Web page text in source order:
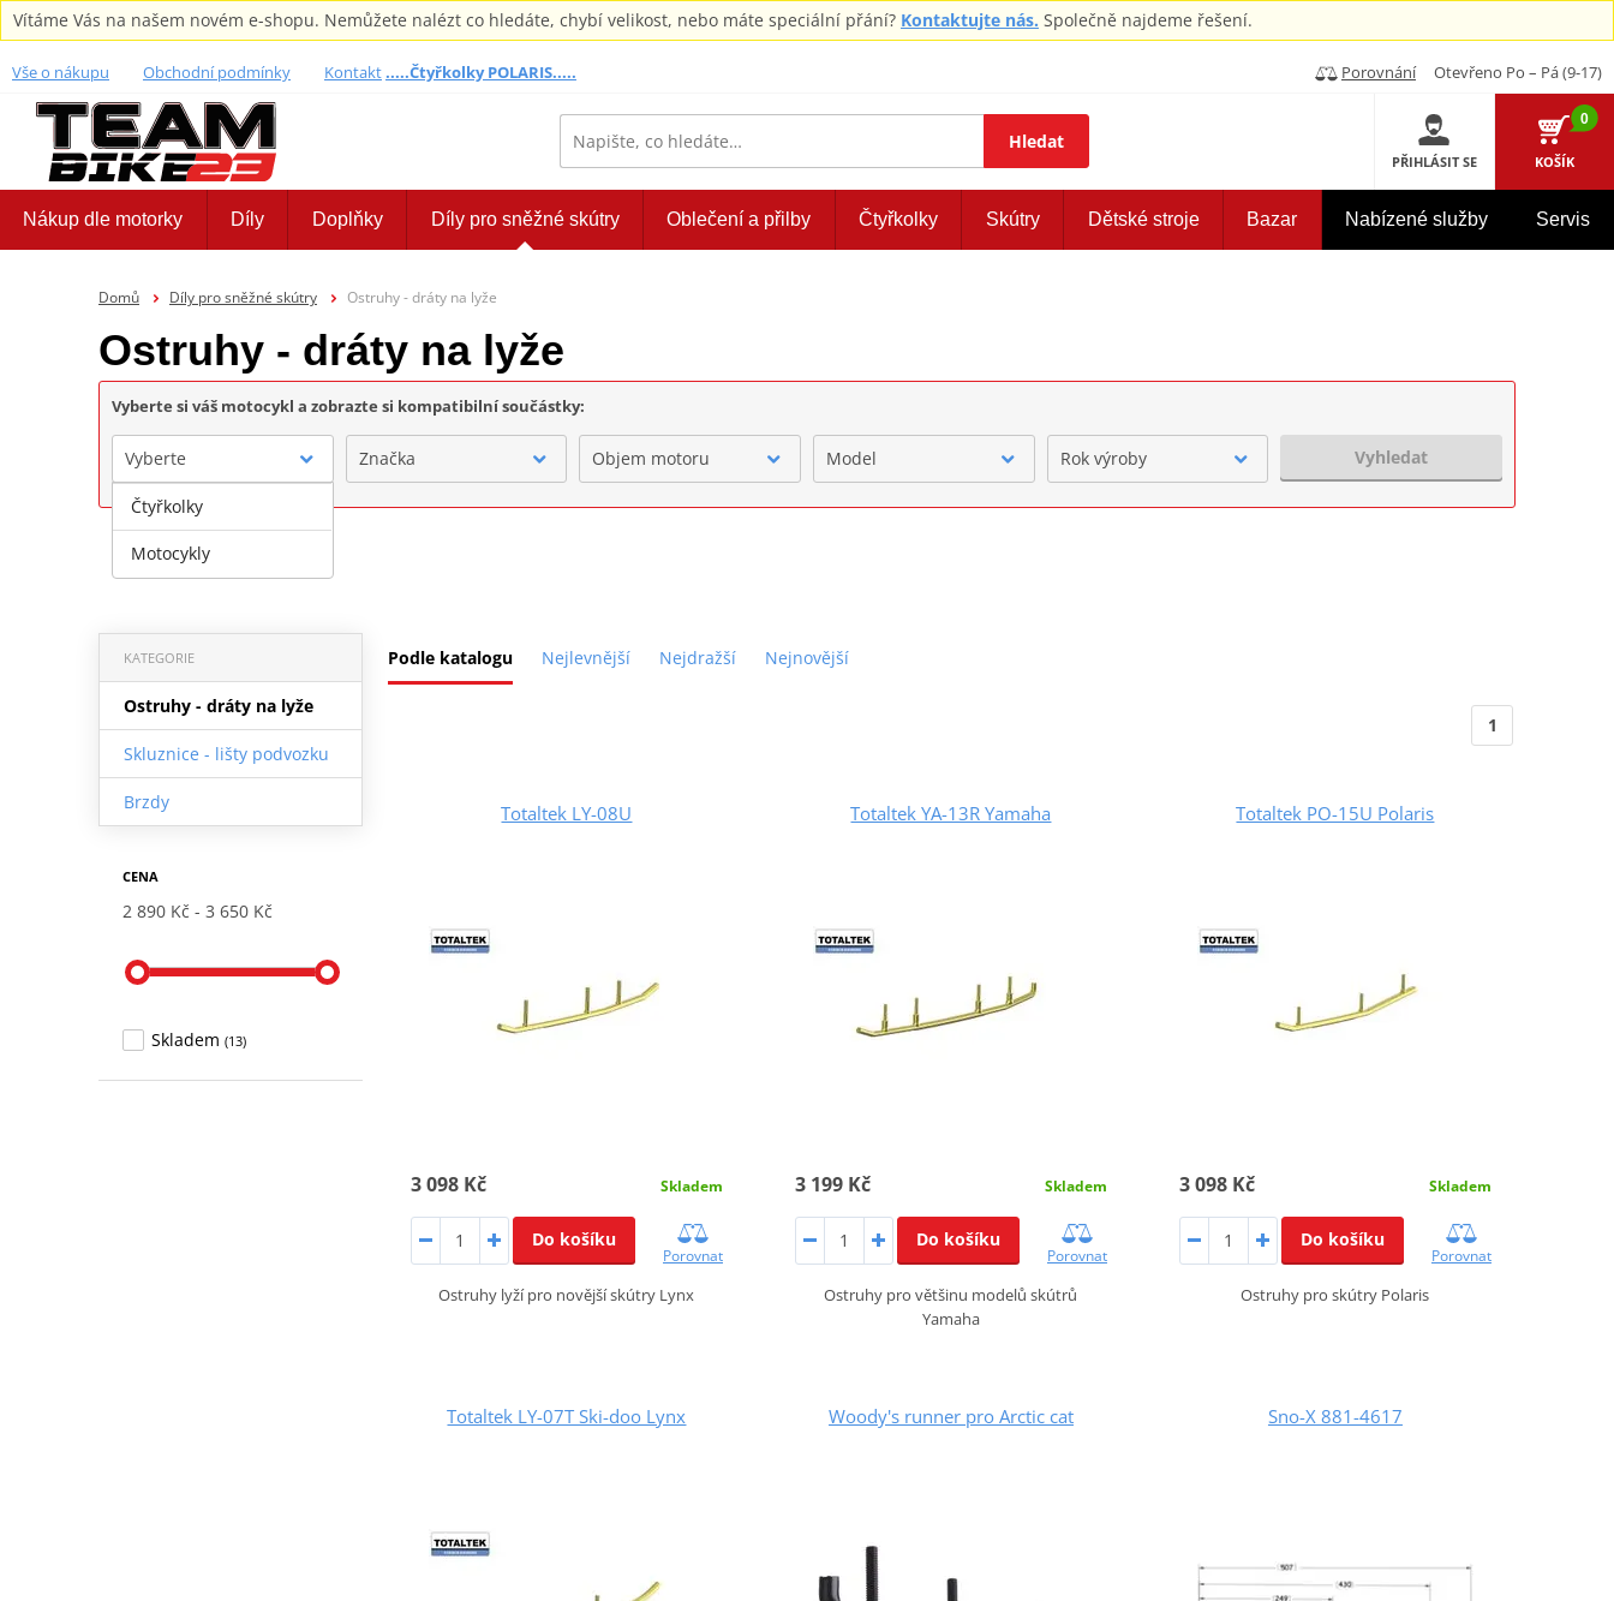
Vítáme Vás na našem novém e-shopu. Nemůžete nalézt co hledáte, chybí velikost, nebo máte speciální přání? Kontaktujte nás. Společně najdeme řešení.
Vše o nákupu Obchodní podmínky Kontakt.....Čtyřkolky POLARIS..... Porovnání Otevřeno Po – Pá (9-17)
Hledat
PŘIHLÁSIT SE
0
KOŠÍK
Nákup dle motorky Díly Doplňky Díly pro sněžné skútry Oblečení a přilby Čtyřkolky Skútry Dětské stroje Bazar Nabízené služby Servis
Domů Díly pro sněžné skútry Ostruhy - dráty na lyže
Ostruhy - dráty na lyže
Vyberte si váš motocykl a zobrazte si kompatibilní součástky:
Vyberte Značka Objem motoru Model Rok výroby Vyhledat
Podle katalogu Nejlevnější Nejdražší Nejnovější
KATEGORIE
Ostruhy - dráty na lyže
Skluznice - lišty podvozku
Brzdy
CENA
2 890 Kč 3 650 Kč
Skladem (13)
1
Totaltek LY-08U
3 098 Kč Skladem
Do košíku
Porovnat
Ostruhy lyží pro novější skútry Lynx
Totaltek YA-13R Yamaha
3 199 Kč Skladem
Do košíku
Porovnat
Ostruhy pro většinu modelů skútrů
Yamaha
Totaltek PO-15U Polaris
3 098 Kč Skladem
Do košíku
Porovnat
Ostruhy pro skútry Polaris
Totaltek LY-07T Ski-doo Lynx Woody's runner pro Arctic cat Sno-X 881-4617
Čtyřkolky
Motocykly